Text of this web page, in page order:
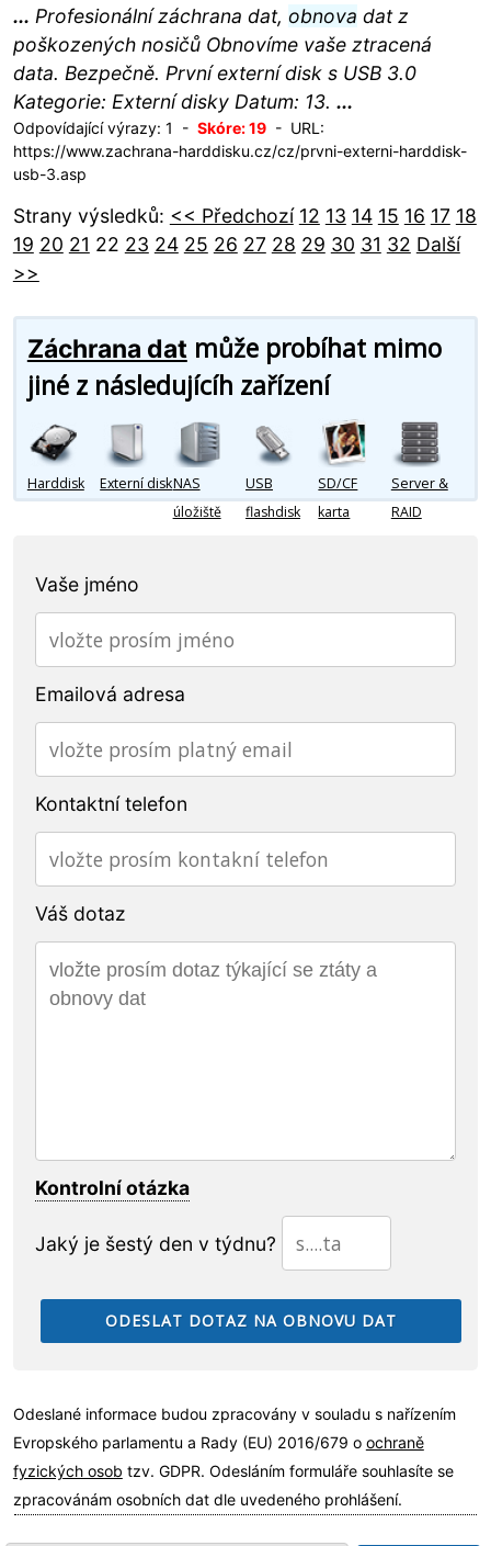
... Profesionální záchrana dat, obnova dat z
poškozených nosičů Obnovíme vaše ztracená
data. Bezpečně. První externí disk s USB 3.0
Kategorie: Externí disky Datum: 13. ...
Odpovídající výrazy: 1 - Skóre: 19- URL:
https://www.zachrana-harddisku.cz/cz/prvni-externi-harddisk-
usb-3.asp
Strany výsledků: << Předchozí 12 13 14 15 16 17 18
19 20 21 22 23 24 25 26 27 28 29 30 31 32 Další
>>
Záchrana datmůže probíhat mimo
jiné z následujícíh zařízení
Harddisk Externí diskNAS
úložiště
USB
flashdisk
SD/CF
karta
Server &
RAID
Vaše jméno
Emailová adresa
Kontaktní telefon
Váš dotaz
Kontrolní otázka
Jaký je šestý den v týdnu?
Odeslané informace budou zpracovány v souladu s nařízením
Evropského parlamentu a Rady (EU) 2016/679 o ochraně
fyzických osob tzv. GDPR. Odesláním formuláře souhlasíte se
zpracovánám osobních dat dle uvedeného prohlášení.